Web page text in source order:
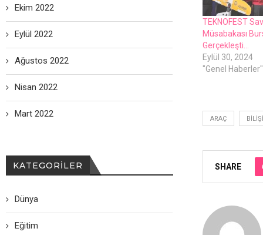
TEKNOFEST
Müsabakası
Gerçekleşti…
Eylül 30, 2024
"Genel
ARAÇ
SHARE
Ekim 2022
Eylül 2022
Ağustos 2022
Nisan 2022
Mart 2022
KATEGORILER
Dünya
Eğitim